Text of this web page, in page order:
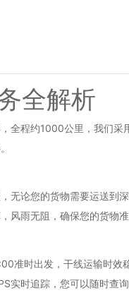
全解析
全程约1000公里，我们采
无论您的货物需要运送到深
风雨无阻，确保您的货物准
准时出发，干线运输时效
实时追踪，您可以随时查询